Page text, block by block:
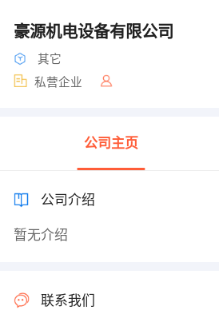
豪源机电设备有限公司
其它
私营企业
公司主页
公司介绍
暂无介绍
联系我们